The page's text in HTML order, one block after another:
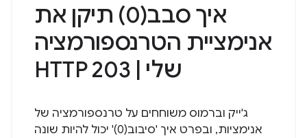
איך סבב(0) תיקן את
אנימציית הטרנספורמציה
שלי | HTTP 203
ג'ייק וברמוס משוחחים על טרנספורמציה של
אנימציות, ובפרט איך 'סיבוב(0)' יכול להיות שונה